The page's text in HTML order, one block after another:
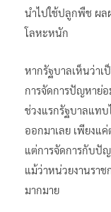
นำไปใช้ปลูกพืช ผล
โลหะหนัก
หากรัฐบาลเห็นว่า
การจัดการปัญหาย่
ช่วงแรกรัฐบาลแท
ออกมาเลย เพียงแ
แต่การจัดการกับปั
แม้ว่าหน่วยงานราช
มากมาย